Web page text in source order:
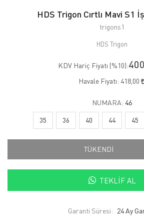
HDS Trigon Cırtlı Mavi S1
trigons1
HDS Trigon
KDV Hariç Fiyatı (%10):
Havale Fiyatı: 418,00
NUMARA: 46
35 36 40 44 45
TÜKENDİ
TEKLIF AL
Garanti Süresi: 24 Ay